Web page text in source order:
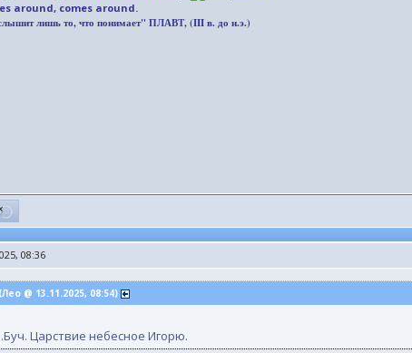
around, comes around.
лишь то, что понимает" ПЛАВТ, (III в. до н.э.)
08:36
@ 13.11.2025, 08:54)
Царствие небесное Игорю.